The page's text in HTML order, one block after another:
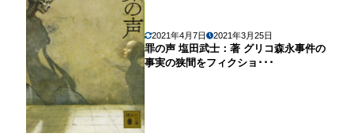
2021年4月7日 2021年3月25日
罪の声 塩田武士：著 グリコ森永事件の
事実の狭間をフィクショ･･･